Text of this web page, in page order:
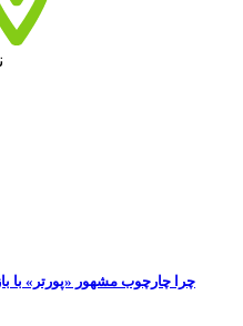
چرا چارچوب مشهور «پورتر» با